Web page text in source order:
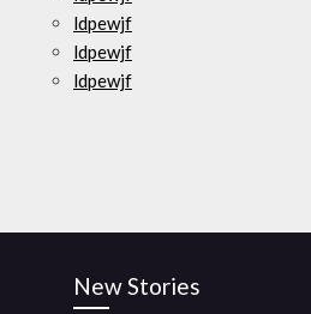
ldpewjf
ldpewjf
ldpewjf
New Stories